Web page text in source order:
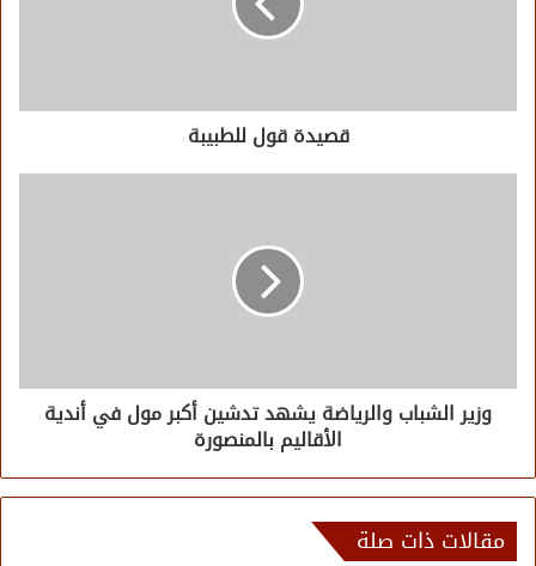
قصيدة قول للطبيبة
وزير الشباب والرياضة يشهد تدشين أكبر مول في أندية
الأقاليم بالمنصورة
مقالات ذات صلة